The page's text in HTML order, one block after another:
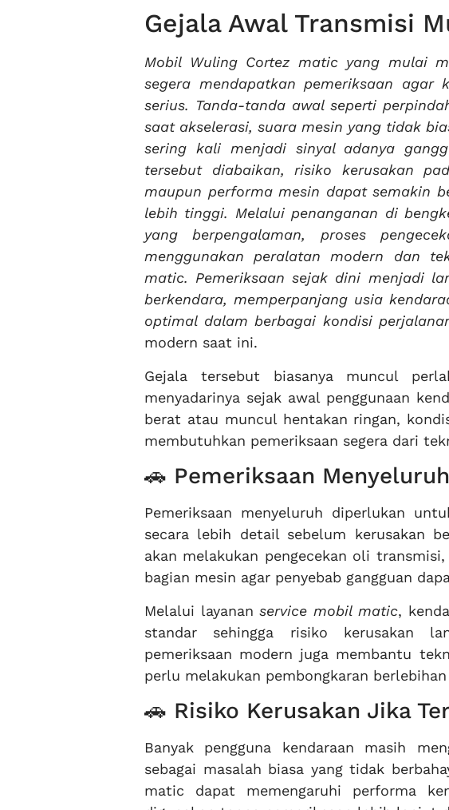
Gejala Awal Transmisi
Mobil Wuling Cortez matic yang mulai
segera mendapatkan pemeriksaan agar
serius. Tanda-tanda awal seperti
saat akselerasi, suara mesin yang tidak
sering kali menjadi sinyal adanya
tersebut diabaikan, risiko kerusakan
maupun performa mesin dapat semakin
lebih tinggi. Melalui penanganan di
yang berpengalaman, proses
menggunakan peralatan modern dan
matic. Pemeriksaan sejak dini menjadi
berkendara, memperpanjang usia
optimal dalam berbagai kondisi
modern saat ini.
Gejala tersebut biasanya muncul
menyadarinya sejak awal penggunaan
berat atau muncul hentakan ringan,
membutuhkan pemeriksaan segera dari
🚗 Pemeriksaan
Pemeriksaan menyeluruh diperlukan
secara lebih detail sebelum kerusakan
akan melakukan pengecekan oli
bagian mesin agar penyebab gangguan
Melalui layananservice mobil matic,
standar sehingga risiko kerusakan
pemeriksaan modern juga membantu
perlu melakukan pembongkaran
🚗 Risiko Kerusakan Jika
Banyak pengguna kendaraan masih
sebagai masalah biasa yang tidak
matic dapat memengaruhi performa